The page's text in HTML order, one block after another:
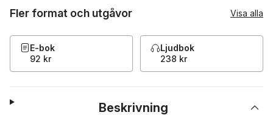
Fler format och utgåvor Visa alla
E-bok
92 kr
Ljudbok
238 kr
Beskrivning